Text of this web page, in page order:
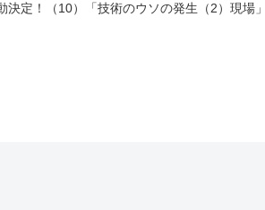
決定！（10）「技術のウソの発生（2）現場」